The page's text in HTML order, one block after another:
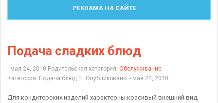
РЕКЛАМА НА САЙТЕ
Подача сладких блюд
- мая 24, 2010 Родительская категория: Обслуживание
Категория: Подача блюд Опубликовано: - мая 24, 2010
Для кондитерских изделий характерны красивый внешний вид,